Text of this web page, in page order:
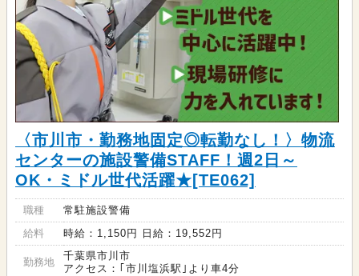
〈市川市・勤務地固定◎転勤なし！〉物流
センターの施設警備STAFF！週2日～
OK・ミドル世代活躍★[TE062]
職種
常駐施設警備
給料
時給：1,150円 日給：19,552円
勤務地
千葉県市川市
アクセス：｢市川塩浜駅｣より車4分